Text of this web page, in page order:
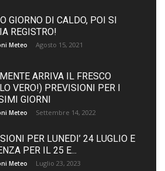
GIORNO DI CALDO, POI SI
REGISTRO!
Meteo Agosto 15, 2021
ARRIVA IL FRESCO
VERO!) PREVISIONI PER I
GIORNI
Meteo Settembre 14, 2022
PER LUNEDI’ 24 LUGLIO E
PER IL 25 E...
Meteo Luglio 23, 2023